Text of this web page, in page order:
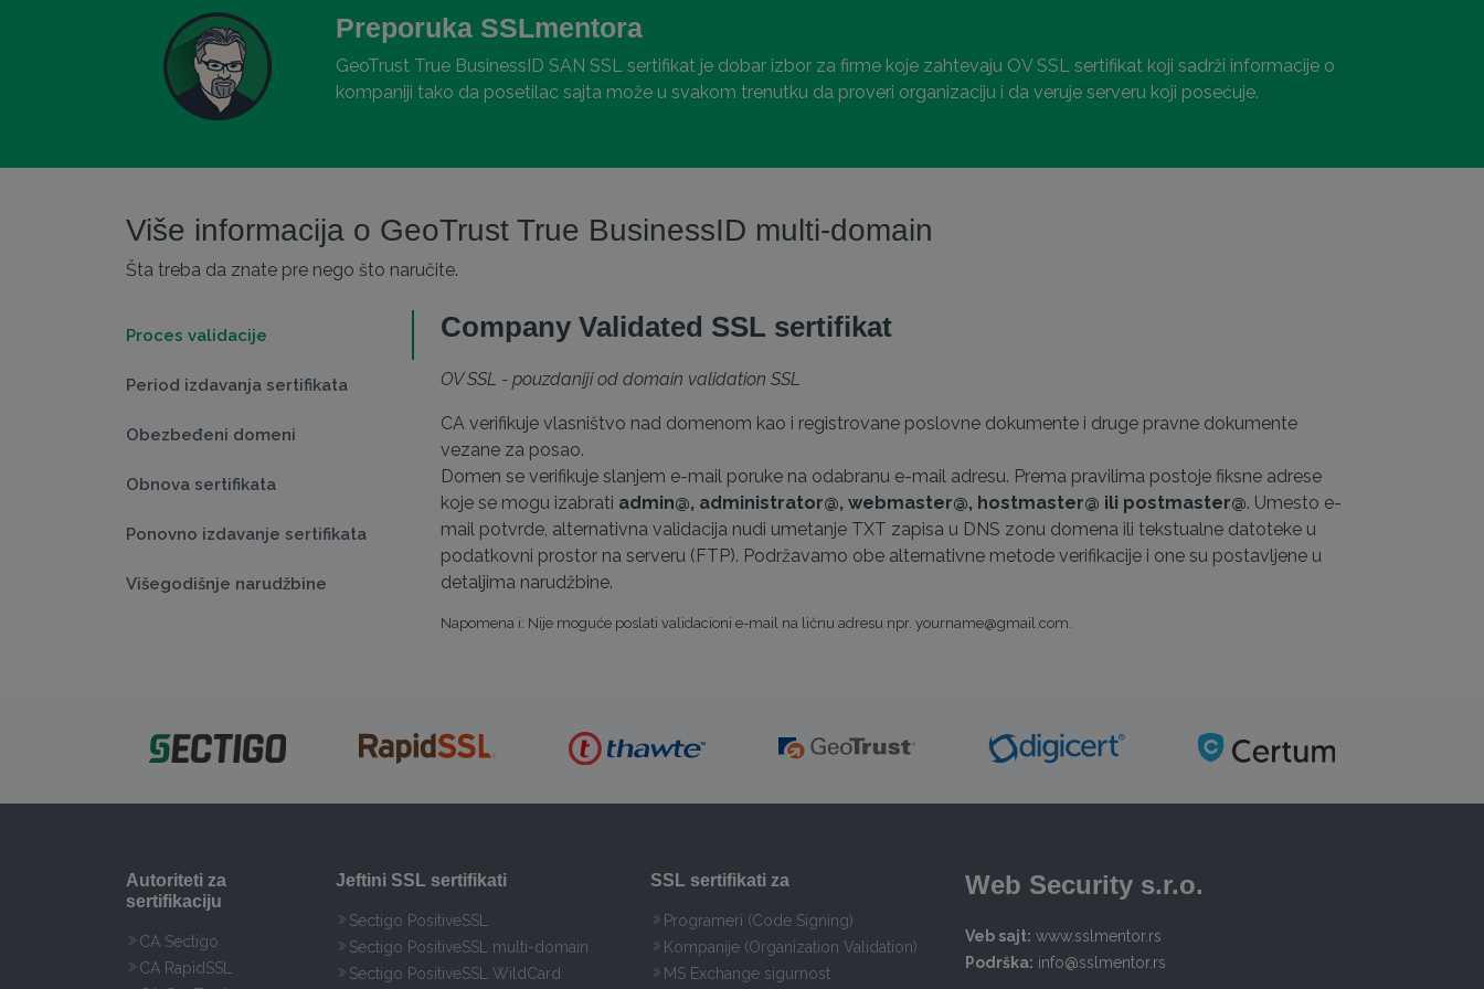
Preporuka SSLmentora
GeoTrust True BusinessID SAN SSL sertifikat je dobar izbor za firme koje zahtevaju OV SSL sertifikat koji sadrži informacije o
kompaniji tako da posetilac sajta može u svakom trenutku da proveri organizaciju i da veruje serveru koji posećuje.
Više informacija o GeoTrust True BusinessID multi-domain
Šta treba da znate pre nego što naručite.
Proces validacije
Period izdavanja sertifikata
Obezbeđeni domeni
Obnova sertifikata
Ponovno izdavanje sertifikata
Višegodišnje narudžbine
Company Validated SSL sertifikat
OV SSL - pouzdaniji od domain validation SSL
CA verifikuje vlasništvo nad domenom kao i registrovane poslovne dokumente i druge pravne dokumente
vezane za posao.
Domen se verifikuje slanjem e-mail poruke na odabranu e-mail adresu. Prema pravilima postoje fiksne adrese
koje se mogu izabrati admin@, administrator@, webmaster@, hostmaster@ ili postmaster@. Umesto e-
mail potvrde, alternativna validacija nudi umetanje TXT zapisa u DNS zonu domena ili tekstualne datoteke u
podatkovni prostor na serveru (FTP). Podržavamo obe alternativne metode verifikacije i one su postavljene u
detaljima narudžbine.
Napomena i: Nije moguće poslati validacioni e-mail na ličnu adresu npr. yourname@gmail.com.
Autoriteti za
sertifikaciju
CA Sectigo
CA RapidSSL
Jeftini SSL sertifikati
Sectigo PositiveSSL
Sectigo PositiveSSL multi-domain
Sectigo PositiveSSL WildCard
SSL sertifikati za
Programeri (Code Signing)
Kompanije (Organization Validation)
MS Exchange sigurnost
Web Security s.r.o.
Veb sajt: www.sslmentor.rs
Podrška: info@sslmentor.rs